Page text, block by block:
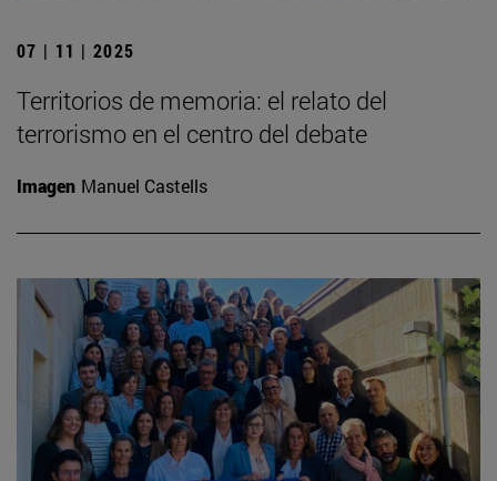
07 | 11 | 2025
Territorios de memoria: el relato del
terrorismo en el centro del debate
Imagen Manuel Castells